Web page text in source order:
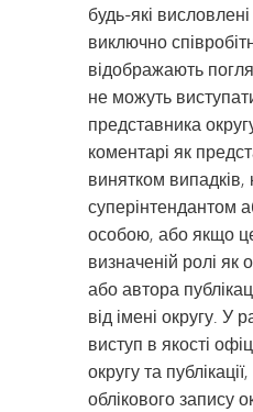
будь-які
виключно
відображають
не можуть
представника
коментарі як
винятком
суперінтендантом
особою, або якщо це
визначеній ролі як
або автора
від імені округу. У
виступ в якості
округу та
облікового запису